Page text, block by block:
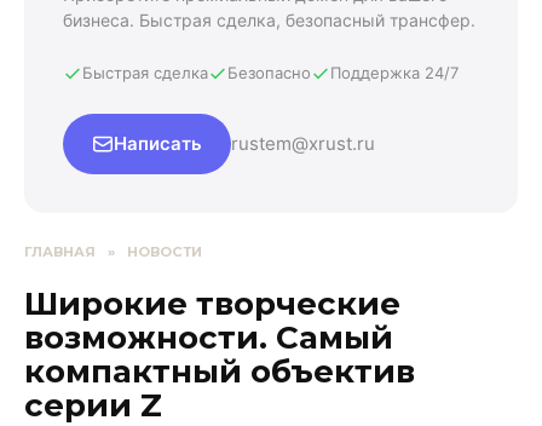
бизнеса. Быстрая сделка, безопасный трансфер.
Быстрая сделка Безопасно Поддержка 24/7
Написать rustem@xrust.ru
ГЛАВНАЯ » НОВОСТИ
Широкие творческие
возможности. Самый
компактный объектив
серии Z